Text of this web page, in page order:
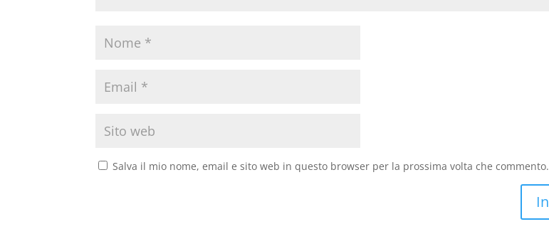
Salva il mio nome, email e sito web in questo browser per la prossima volta che commento.